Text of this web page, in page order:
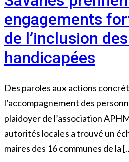
engagements
de l’inclusion
handicapées
Des paroles aux actions
l’accompagnement des
plaidoyer de l’association
autorités locales a trouvé un
maires des 16 communes de la